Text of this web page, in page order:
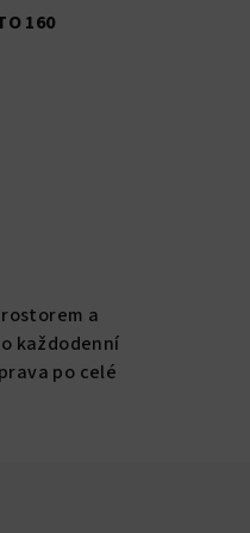
160
a
každodenní
po celé